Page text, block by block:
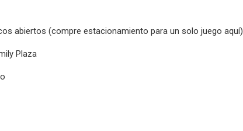
abiertos (compre estacionamiento para un solo juego aquí)
Plaza